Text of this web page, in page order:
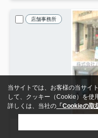
店舗事務所
当サイトでは、お客様の当サイ
して、クッキー（Cookie）を使
詳しくは、当社の 「Cookieの取